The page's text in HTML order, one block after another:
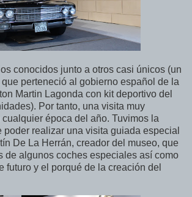
conocidos junto a otros casi únicos (un
perteneció al gobierno español de la
Martin Lagonda con kit deportivo del
Por tanto, una visita muy
época del año. Tuvimos la
poder realizar una visita guiada especial
De La Herrán, creador del museo, que
de algunos coches especiales así como
futuro y el porqué de la creación del